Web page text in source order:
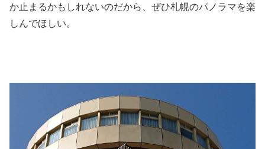
か止まるかもしれないのだから、ぜひ札幌のパノラマを楽
しんでほしい。